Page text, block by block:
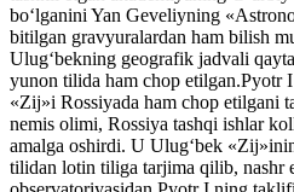
bo‘lganini Yan Geveliyning
bitilgan gravyuralardan ham bilish
Ulug‘bekning geografik jadvali
yunon tilida ham chop etilgan.Pyotr
«Zij»i Rossiyada ham chop etilgani
nemis olimi, Rossiya tashqi ishlar
amalga oshirdi. U Ulug‘bek
tilidan lotin tiliga tarjima qilib, nashr